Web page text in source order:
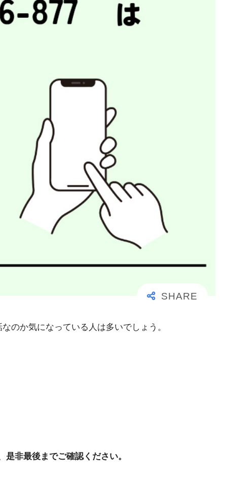
のか気になっている人は多いでしょう。
非最後までご確認ください。